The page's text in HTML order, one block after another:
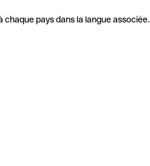
pays dans la langue associée.